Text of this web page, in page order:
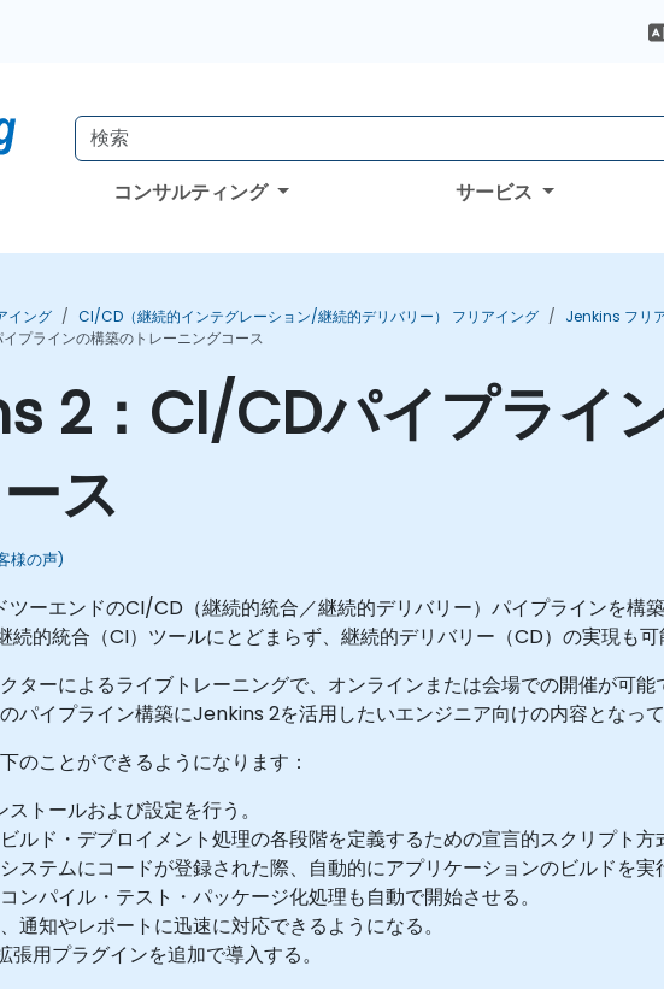
コンサルティング サービス
イング CI/CD（継続的インテグレーション/継続的デリバリー） フリアイング
Jenkins フリ
プラインの構築のトレーニングコース
2：CI/CDパイプライ
ス
様の声)
ーエンドのCI/CD（継続的統合／継続的デリバリー）パイプラインを構
続的統合（CI）ツールにとどまらず、継続的デリバリー（CD）の実現も可
ターによるライブトレーニングで、オンラインまたは会場での開催が可
パイプライン構築にJenkins 2を活用したいエンジニア向けの内容となって
のことができるようになります：
トールおよび設定を行う。
ルド・デプロイメント処理の各段階を定義するための宣言的スクリプト方
ステムにコードが登録された際、自動的にアプリケーションのビルドを実
ンパイル・テスト・パッケージ化処理も自動で開始させる。
通知やレポートに迅速に対応できるようになる。
用プラグインを追加で導入する。